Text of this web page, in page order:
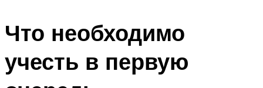
Что необходимо
учесть в первую